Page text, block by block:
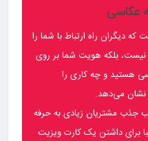
عکاسی
که دیگران راه ارتباط با شما را
نیست، بلکه هویت شما بر روی
هستید و چه کاری را
نشان می‌دهد.
جذب مشتریان زیادی به حرفه
برای داشتن یک کارت ویزیت